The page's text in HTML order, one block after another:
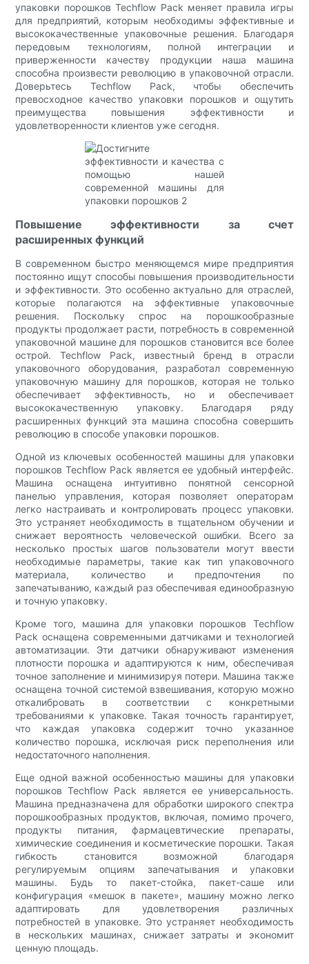
упаковки порошков Techflow Pack меняет правила игры
для предприятий, которым необходимы эффективные и
высококачественные упаковочные решения. Благодаря
передовым технологиям, полной интеграции и
приверженности качеству продукции наша машина
способна произвести революцию в упаковочной отрасли.
Доверьтесь Techflow Pack, чтобы обеспечить
превосходное качество упаковки порошков и ощутить
преимущества повышения эффективности и
удовлетворенности клиентов уже сегодня.
Повышение эффективности за счет
расширенных функций
В современном быстро меняющемся мире предприятия
постоянно ищут способы повышения производительности
и эффективности. Это особенно актуально для отраслей,
которые полагаются на эффективные упаковочные
решения. Поскольку спрос на порошкообразные
продукты продолжает расти, потребность в современной
упаковочной машине для порошков становится все более
острой. Techflow Pack, известный бренд в отрасли
упаковочного оборудования, разработал современную
упаковочную машину для порошков, которая не только
обеспечивает эффективность, но и обеспечивает
высококачественную упаковку. Благодаря ряду
расширенных функций эта машина способна совершить
революцию в способе упаковки порошков.
Одной из ключевых особенностей машины для упаковки
порошков Techflow Pack является ее удобный интерфейс.
Машина оснащена интуитивно понятной сенсорной
панелью управления, которая позволяет операторам
легко настраивать и контролировать процесс упаковки.
Это устраняет необходимость в тщательном обучении и
снижает вероятность человеческой ошибки. Всего за
несколько простых шагов пользователи могут ввести
необходимые параметры, такие как тип упаковочного
материала, количество и предпочтения по
запечатыванию, каждый раз обеспечивая единообразную
и точную упаковку.
Кроме того, машина для упаковки порошков Techflow
Pack оснащена современными датчиками и технологией
автоматизации. Эти датчики обнаруживают изменения
плотности порошка и адаптируются к ним, обеспечивая
точное заполнение и минимизируя потери. Машина также
оснащена точной системой взвешивания, которую можно
откалибровать в соответствии с конкретными
требованиями к упаковке. Такая точность гарантирует,
что каждая упаковка содержит точно указанное
количество порошка, исключая риск переполнения или
недостаточного наполнения.
Еще одной важной особенностью машины для упаковки
порошков Techflow Pack является ее универсальность.
Машина предназначена для обработки широкого спектра
порошкообразных продуктов, включая, помимо прочего,
продукты питания, фармацевтические препараты,
химические соединения и косметические порошки. Такая
гибкость становится возможной благодаря
регулируемым опциям запечатывания и упаковки
машины. Будь то пакет-стойка, пакет-саше или
конфигурация «мешок в пакете», машину можно легко
адаптировать для удовлетворения различных
потребностей в упаковке. Это устраняет необходимость
в нескольких машинах, снижает затраты и экономит
ценную площадь.